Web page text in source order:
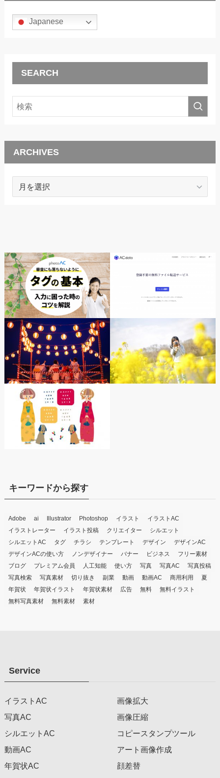
Japanese
SEARCH
ARCHIVES
ARCHIVES
キーワードから探す
Adobe ai Illustrator Photoshop イラスト
イラストAC
イラストレーター
イラスト投稿 クリエイター
シルエット
シルエットAC
タグ チラシ テンプレート デザイン
デザインAC
デザインACの使い方
ノンデザイナー バナー ビジネス
フリー素材
ブログ
プレミアム会員 人工知能 使い方 写真 写真AC
写真投稿
写真検索
写真素材 切り抜き 副業 動画 動画AC 商用利用
夏
年賀状
年賀状イラスト 年賀状素材 広告 無料
無料イラスト
無料写真素材
無料素材 素材
Service
イラストAC
写真AC
シルエットAC
動画AC
年賀状AC
画像拡大
画像圧縮
コピースタンプツール
アート画像作成
顔差替